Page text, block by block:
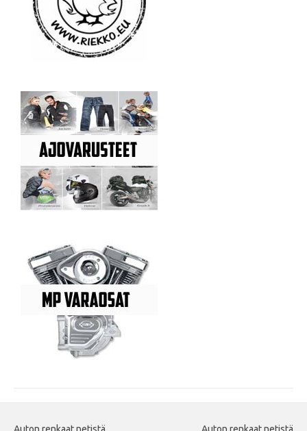
Auton renkaat netistä Auton renkaat netistä